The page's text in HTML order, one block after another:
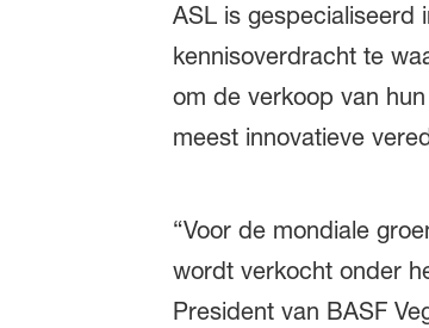
ASL is gespecialiseerd
kennisoverdracht te
om de verkoop van
meest innovatieve
“Voor de mondiale
wordt verkocht onder
President van BASF